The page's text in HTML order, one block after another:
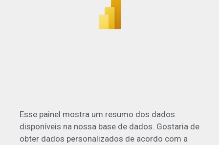
Esse painel mostra um resumo dos dados
disponíveis na nossa base de dados. Gostaria de
obter dados personalizados de acordo com a